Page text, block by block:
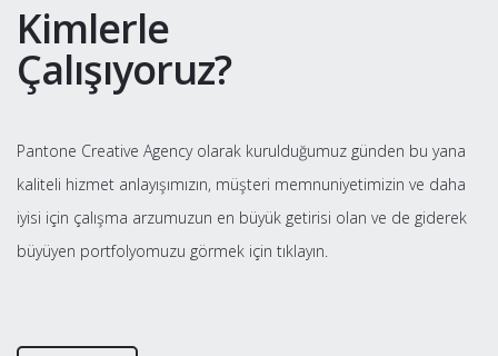
Kimlerle
Çalışıyoruz?
Pantone Creative Agency olarak kurulduğumuz günden bu yana
kaliteli hizmet anlayışımızın, müşteri memnuniyetimizin ve daha
iyisi için çalışma arzumuzun en büyük getirisi olan ve de giderek
büyüyen portfolyomuzu görmek için tıklayın.